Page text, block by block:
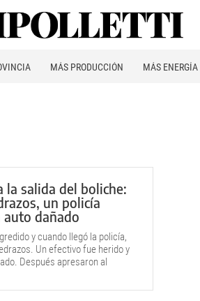
MÁS PRODUCCIÓN MÁS ENERGÍA
la salida del boliche:
un policía
auto dañado
y cuando llegó la policía,
Un efectivo fue herido y
Después apresaron al